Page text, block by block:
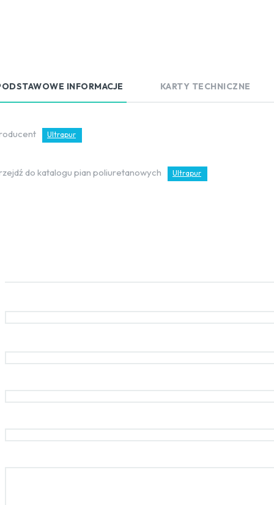
INFORMACJE KARTY TECHNICZNE
Ultrapur
do katalogu pian poliuretanowych Ultrapur